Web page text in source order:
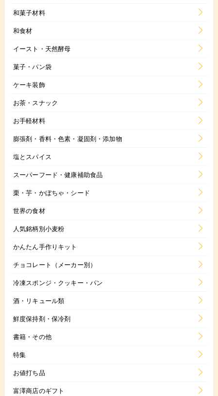
和菓子材料
和食材
イースト・天然酵母
菓子・パン袋
ケーキ装飾
お茶・スナック
お手軽材料
膨張剤・香料・色素・凝固剤・添加物
塩とスパイス
スーパーフード・健康補助食品
栗・芋・かぼちゃ・シード
世界の食材
人気銘柄別小麦粉
かんたん手作りキット
チョコレート（メーカー別）
冷凍スポンジ・クッキー・パン
酒・リキュール類
鮮度保持剤・保冷剤
書籍・その他
特集
お値打ち品
富澤商店のギフト